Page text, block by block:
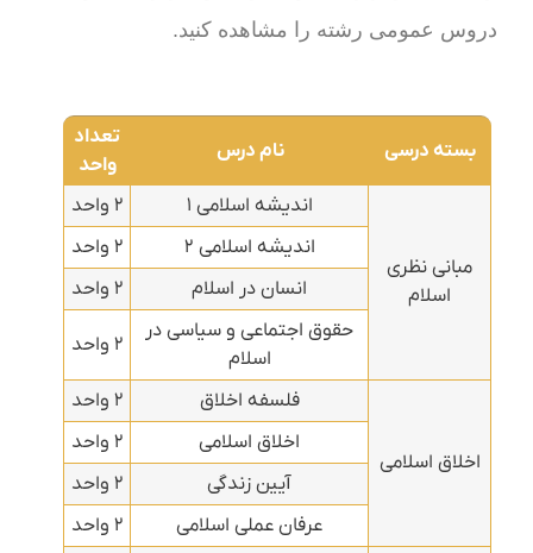
دروس عمومی رشته را مشاهده کنید.
بسته درسی نام درس
تعداد
واحد
مبانی نظری
اسلام
اندیشه اسلامی ۱
۲ واحد
اندیشه اسلامی ۲
۲ واحد
انسان در اسلام
۲ واحد
حقوق اجتماعی و سیاسی در
اسلام
۲ واحد
اخلاق اسلامی
فلسفه اخلاق
۲ واحد
اخلاق اسلامی
۲ واحد
آیین زندگی
۲ واحد
عرفان عملی اسلامی
۲ واحد